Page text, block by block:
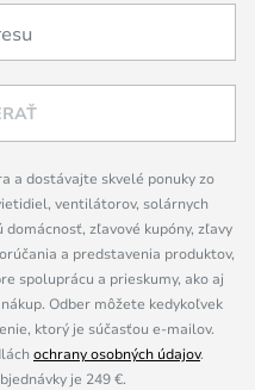
a dostávajte skvelé ponuky zo
ventilátorov, solárnych
zľavové kupóny, zľavy
a predstavenia produktov,
spoluprácu a prieskumy, ako aj
Odber môžete kedykoľvek
ktorý je súčasťou e-mailov.
ochrany osobných údajov.
je 249 €.